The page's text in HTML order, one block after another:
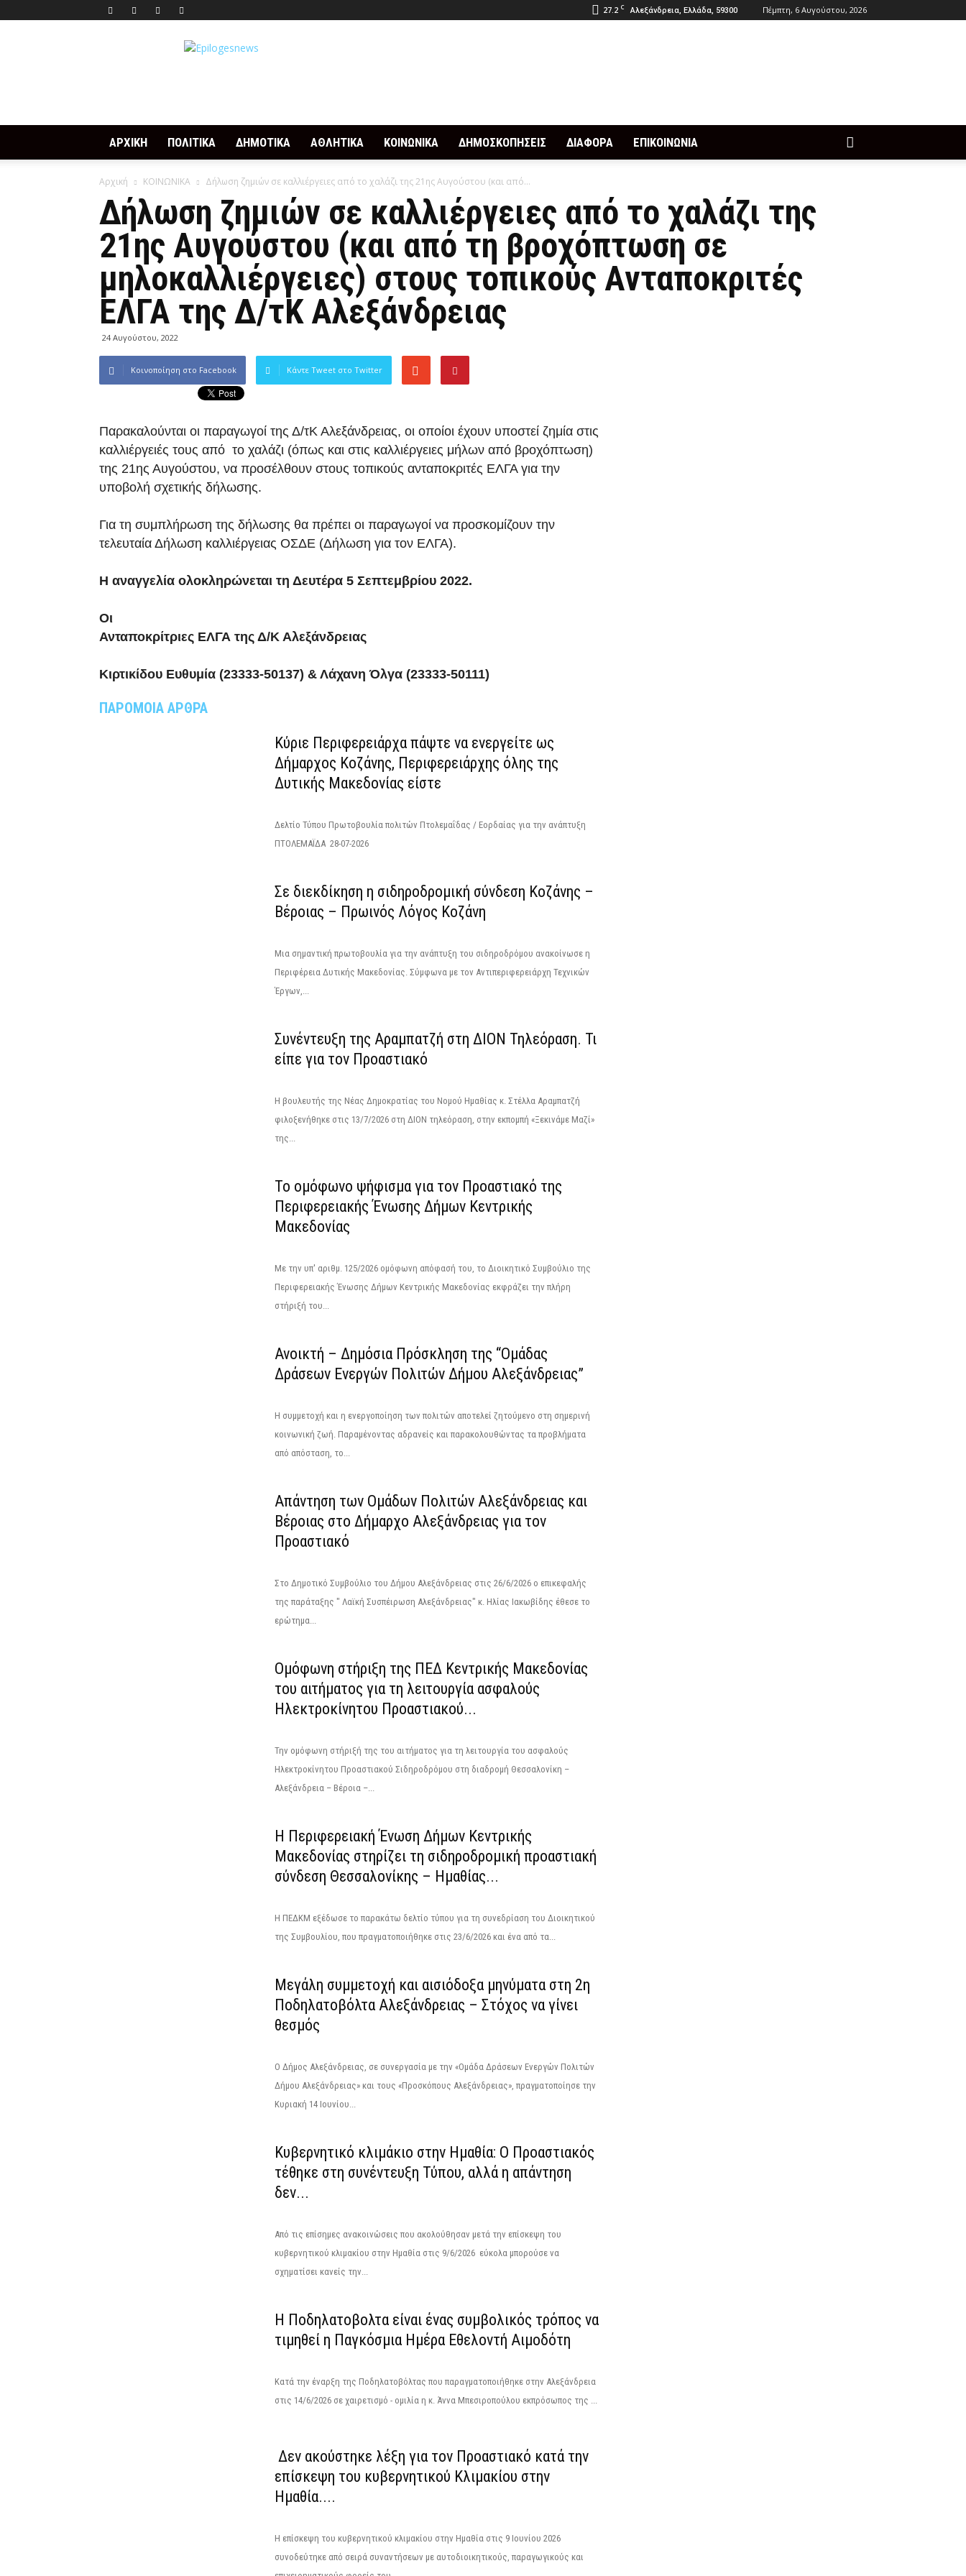
27.2 C Αλεξάνδρεια, Ελλάδα, 59300 Πέμπτη, 6 Αυγούστου, 2026
Epilogesnews
ΑΡΧΙΚΗ ΠΟΛΙΤΙΚΑ ΔΗΜΟΤΙΚΑ ΑΘΛΗΤΙΚΑ ΚΟΙΝΩΝΙΚΑ ΔΗΜΟΣΚΟΠΗΣΕΙΣ ΔΙΑΦΟΡΑ ΕΠΙΚΟΙΝΩΝΙΑ
Αρχική ΚΟΙΝΩΝΙΚΑ Δήλωση ζημιών σε καλλιέργειες από το χαλάζι της 21ης Αυγούστου (και από...
Δήλωση ζημιών σε καλλιέργειες από το χαλάζι της
21ης Αυγούστου (και από τη βροχόπτωση σε
μηλοκαλλιέργειες) στους τοπικούς Ανταποκριτές
ΕΛΓΑ της Δ/τΚ Αλεξάνδρειας
24 Αυγούστου, 2022
Κοινοποίηση στο Facebook Κάντε Tweet στο Twitter
Παρακαλούνται οι παραγωγοί της Δ/τΚ Αλεξάνδρειας, οι οποίοι έχουν υποστεί ζημία στις
καλλιέργειές τους από το χαλάζι (όπως και στις καλλιέργειες μήλων από βροχόπτωση)
της 21ης Αυγούστου, να προσέλθουν στους τοπικούς ανταποκριτές ΕΛΓΑ για την
υποβολή σχετικής δήλωσης.
Για τη συμπλήρωση της δήλωσης θα πρέπει οι παραγωγοί να προσκομίζουν την
τελευταία Δήλωση καλλιέργειας ΟΣΔΕ (Δήλωση για τον ΕΛΓΑ).
Η αναγγελία ολοκληρώνεται τη Δευτέρα 5 Σεπτεμβρίου 2022.
Οι
Ανταποκρίτριες ΕΛΓΑ της Δ/Κ Αλεξάνδρειας
Κιρτικίδου Ευθυμία (23333-50137) & Λάχανη Όλγα (23333-50111)
ΠΑΡΟΜΟΙΑ ΑΡΘΡΑ
Κύριε Περιφερειάρχα πάψτε να ενεργείτε ως
Δήμαρχος Κοζάνης, Περιφερειάρχης όλης της
Δυτικής Μακεδονίας είστε
Δελτίο Τύπου Πρωτοβουλία πολιτών Πτολεμαΐδας / Εορδαίας για την ανάπτυξη
ΠΤΟΛΕΜΑΪΔΑ 28-07-2026
Σε διεκδίκηση η σιδηροδρομική σύνδεση Κoζάνης –
Βέροιας – Πρωινός Λόγος Κοζάνη
Μια σημαντική πρωτοβουλία για την ανάπτυξη του σιδηροδρόμου ανακοίνωσε η
Περιφέρεια Δυτικής Μακεδονίας. Σύμφωνα με τον Αντιπεριφερειάρχη Τεχνικών
Έργων,...
Συνέντευξη της Αραμπατζή στη ΔΙΟΝ Τηλεόραση. Τι
είπε για τον Προαστιακό
Η βουλευτής της Νέας Δημοκρατίας του Νομού Ημαθίας κ. Στέλλα Αραμπατζή
φιλοξενήθηκε στις 13/7/2026 στη ΔΙΟΝ τηλεόραση, στην εκπομπή «Ξεκινάμε Μαζί»
της...
Το ομόφωνο ψήφισμα για τον Προαστιακό της
Περιφερειακής Ένωσης Δήμων Κεντρικής
Μακεδονίας
Με την υπ' αριθμ. 125/2026 ομόφωνη απόφασή του, το Διοικητικό Συμβούλιο της
Περιφερειακής Ένωσης Δήμων Κεντρικής Μακεδονίας εκφράζει την πλήρη
στήριξή του...
Ανοικτή – Δημόσια Πρόσκληση της “Ομάδας
Δράσεων Eνεργών Πολιτών Δήμου Αλεξάνδρειας”
Η συμμετοχή και η ενεργοποίηση των πολιτών αποτελεί ζητούμενο στη σημερινή
κοινωνική ζωή. Παραμένοντας αδρανείς και παρακολουθώντας τα προβλήματα
από απόσταση, το...
Απάντηση των Ομάδων Πολιτών Αλεξάνδρειας και
Βέροιας στο Δήμαρχο Αλεξάνδρειας για τον
Προαστιακό
Στο Δημοτικό Συμβούλιο του Δήμου Αλεξάνδρειας στις 26/6/2026 ο επικεφαλής
της παράταξης " Λαϊκή Συσπέιρωση Αλεξάνδρειας" κ. Ηλίας Ιακωβίδης έθεσε το
ερώτημα...
Ομόφωνη στήριξη της ΠΕΔ Κεντρικής Μακεδονίας
του αιτήματος για τη λειτουργία ασφαλούς
Ηλεκτροκίνητου Προαστιακού...
Την ομόφωνη στήριξή της του αιτήματος για τη λειτουργία του ασφαλούς
Ηλεκτροκίνητου Προαστιακού Σιδηροδρόμου στη διαδρομή Θεσσαλονίκη –
Αλεξάνδρεια – Βέροια –...
Η Περιφερειακή Ένωση Δήμων Κεντρικής
Μακεδονίας στηρίζει τη σιδηροδρομική προαστιακή
σύνδεση Θεσσαλονίκης – Ημαθίας...
Η ΠΕΔΚΜ εξέδωσε το παρακάτω δελτίο τύπου για τη συνεδρίαση του Διοικητικού
της Συμβουλίου, που πραγματοποιήθηκε στις 23/6/2026 και ένα από τα...
Μεγάλη συμμετοχή και αισιόδοξα μηνύματα στη 2η
Ποδηλατοβόλτα Αλεξάνδρειας – Στόχος να γίνει
θεσμός
Ο Δήμος Αλεξάνδρειας, σε συνεργασία με την «Ομάδα Δράσεων Ενεργών Πολιτών
Δήμου Αλεξάνδρειας» και τους «Προσκόπους Αλεξάνδρειας», πραγματοποίησε την
Κυριακή 14 Ιουνίου...
Κυβερνητικό κλιμάκιο στην Ημαθία: Ο Προαστιακός
τέθηκε στη συνέντευξη Τύπου, αλλά η απάντηση
δεν...
Από τις επίσημες ανακοινώσεις που ακολούθησαν μετά την επίσκεψη του
κυβερνητικού κλιμακίου στην Ημαθία στις 9/6/2026 εύκολα μπορούσε να
σχηματίσει κανείς την...
Η Ποδηλατοβολτα είναι ένας συμβολικός τρόπος να
τιμηθεί η Παγκόσμια Ημέρα Εθελοντή Αιμοδότη
Κατά την έναρξη της Ποδηλατοβόλτας που παραγματοποιήθηκε στην Αλεξάνδρεια
στις 14/6/2026 σε χαιρετισμό - ομιλία η κ. Άννα Μπεσιροπούλου εκπρόσωπος της ...
Δεν ακούστηκε λέξη για τον Προαστιακό κατά την
επίσκεψη του κυβερνητικού Κλιμακίου στην
Ημαθία....
Η επίσκεψη του κυβερνητικού κλιμακίου στην Ημαθία στις 9 Ιουνίου 2026
συνοδεύτηκε από σειρά συναντήσεων με αυτοδιοικητικούς, παραγωγικούς και